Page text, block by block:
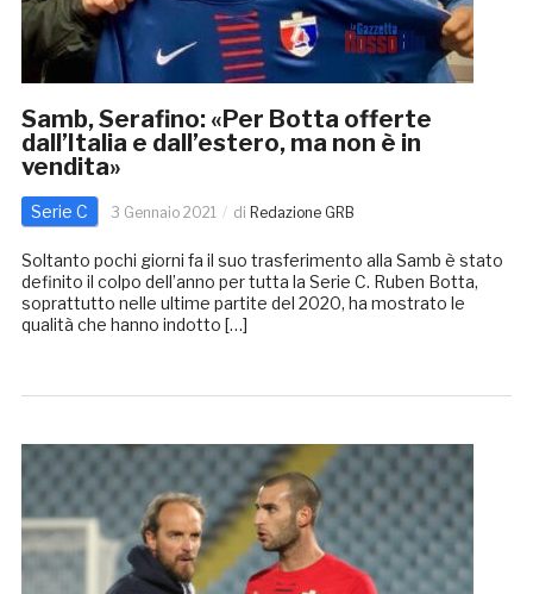
Samb, Serafino: «Per Botta offerte
dall’Italia e dall’estero, ma non è in
vendita»
Serie C 3 Gennaio 2021 di Redazione GRB
Soltanto pochi giorni fa il suo trasferimento alla Samb è stato
definito il colpo dell’anno per tutta la Serie C. Ruben Botta,
soprattutto nelle ultime partite del 2020, ha mostrato le
qualità che hanno indotto […]